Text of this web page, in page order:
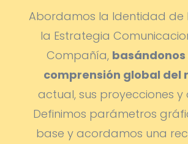
Abordamos la Identidad de
la Estrategia
Compañía, basándonos
comprensión global del
actual, sus proyecciones y
Definimos parámetros
base y acordamos una